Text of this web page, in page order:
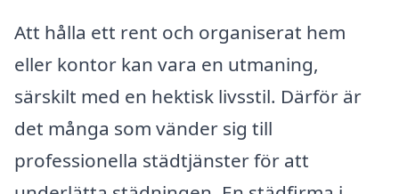
Att hålla ett rent och organiserat hem
eller kontor kan vara en utmaning,
särskilt med en hektisk livsstil. Därför är
det många som vänder sig till
professionella städtjänster för att